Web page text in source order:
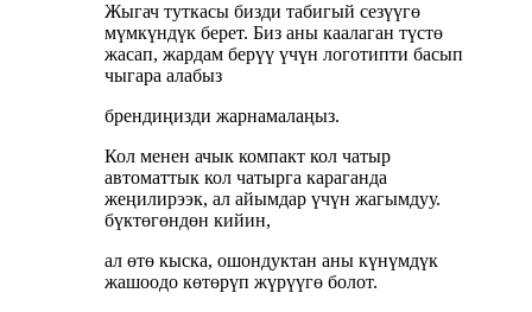
Жыгач туткасы бизди табигый сезүүгө
мүмкүндүк берет. Биз аны каалаган түстө
жасап, жардам берүү үчүн логотипти басып
чыгара алабыз
брендиңизди жарнамалаңыз.
Кол менен ачык компакт кол чатыр
автоматтык кол чатырга караганда
жеңилирээк, ал айымдар үчүн жагымдуу.
бүктөгөндөн кийин,
ал өтө кыска, ошондуктан аны күнүмдүк
жашоодо көтөрүп жүрүүгө болот.